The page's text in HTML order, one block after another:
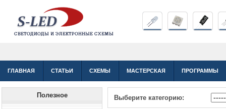
ГЛАВНАЯ СТАТЬИ СХЕМЫ МАСТЕРСКАЯ ПРОГРАММЫ
Полезное Выберите категорию: